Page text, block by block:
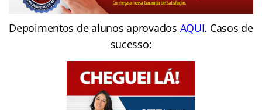
Depoimentos de alunos aprovados AQUI. Casos de
sucesso: